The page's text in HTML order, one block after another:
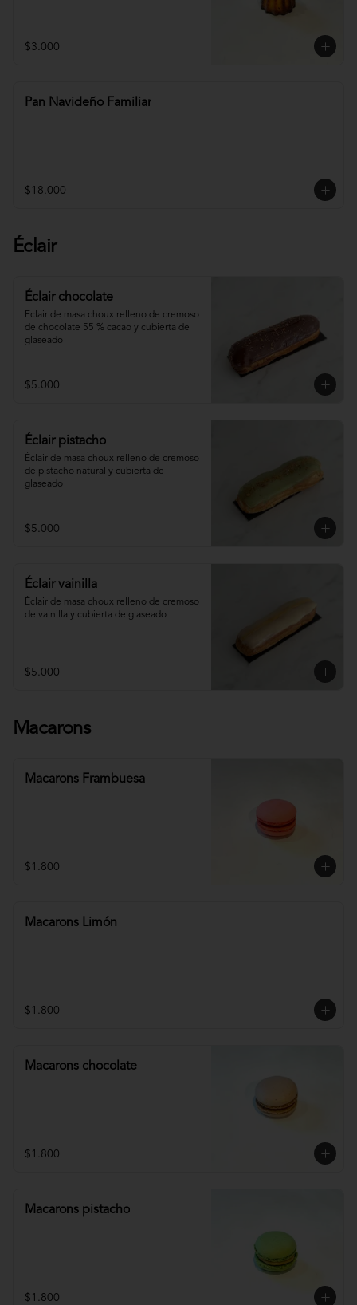
$3.000
Pan Navideño Familiar
$18.000
Éclair
Éclair chocolate
Éclair de masa choux relleno de cremoso
de chocolate 55 % cacao y cubierta de
glaseado
$5.000
Éclair pistacho
Éclair de masa choux relleno de cremoso
de pistacho natural y cubierta de
glaseado
$5.000
Éclair vainilla
Éclair de masa choux relleno de cremoso
de vainilla y cubierta de glaseado
$5.000
Macarons
Macarons Frambuesa
$1.800
Macarons Limón
$1.800
Macarons chocolate
$1.800
Macarons pistacho
$1.800